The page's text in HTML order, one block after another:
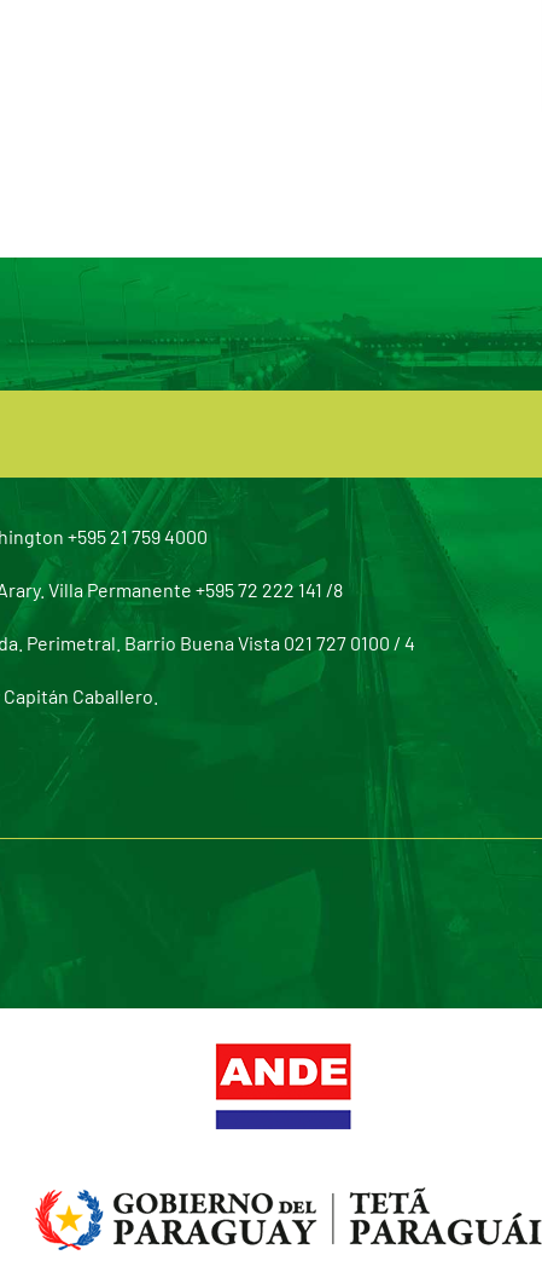
+595 21 759 4000
Villa Permanente +595 72 222 141 /8
Perimetral. Barrio Buena Vista 021 727 0100 / 4
Caballero.